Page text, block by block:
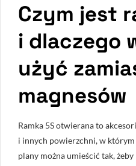
Czym jest
i dlaczego
użyć
magnesów
Ramka 5S otwierana to
i innych powierzchni, w
plany można umieścić tak,